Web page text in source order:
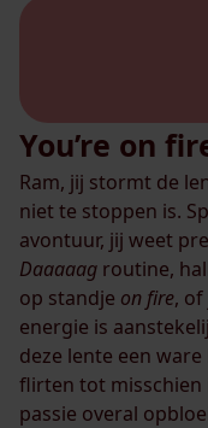
You’re on
Ram, jij stormt de
niet te stoppen is.
avontuur, jij weet
Daaaaag routine,
op standje on fire,
energie is
deze lente een
flirten tot misschien
passie overal